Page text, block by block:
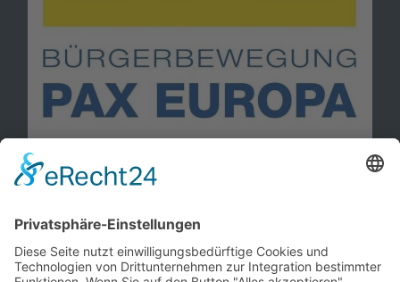
Kontakt
Mitglied werden!